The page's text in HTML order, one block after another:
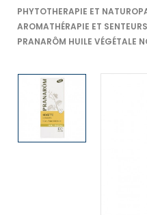
PHYTOTHERAPIE ET
AROMATHÉRAPIE ET SENTEURS
PRANARÔM HUILE VÉGÉTALE